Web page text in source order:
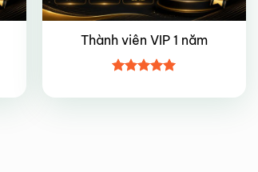
Thành viên VIP 1 năm
hạng55